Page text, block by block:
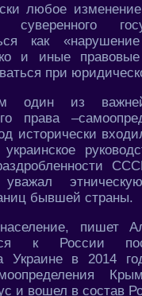
любое
суверенного
как
и иные
при
один из
права
исторически
бывшей страны.
пишет
к России
Украине в 2014
и вошел в состав